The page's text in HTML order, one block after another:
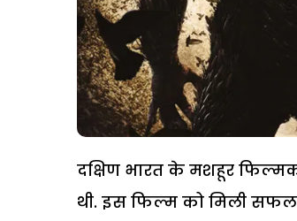
दक्षिण भारत के मशहूर
थी. इस फिल्म को मिली